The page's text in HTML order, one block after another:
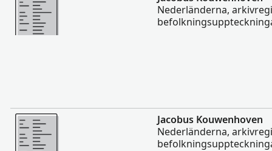
Nederländerna,
Mer
Jacobus Kouwenhoven
Nederländerna,